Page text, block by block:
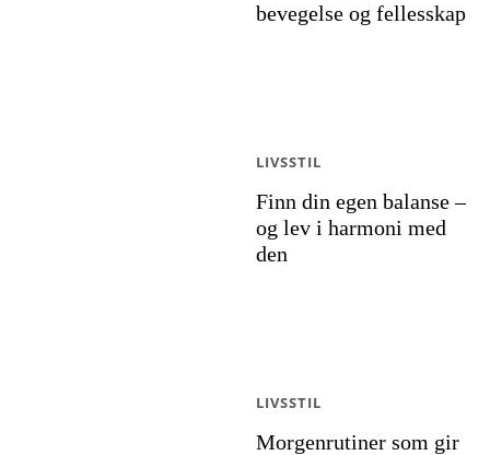
bevegelse og fellesskap
Finn din egen balanse –
og lev i harmoni med
den
LIVSSTIL
Morgenrutiner som gir
LIVSSTIL